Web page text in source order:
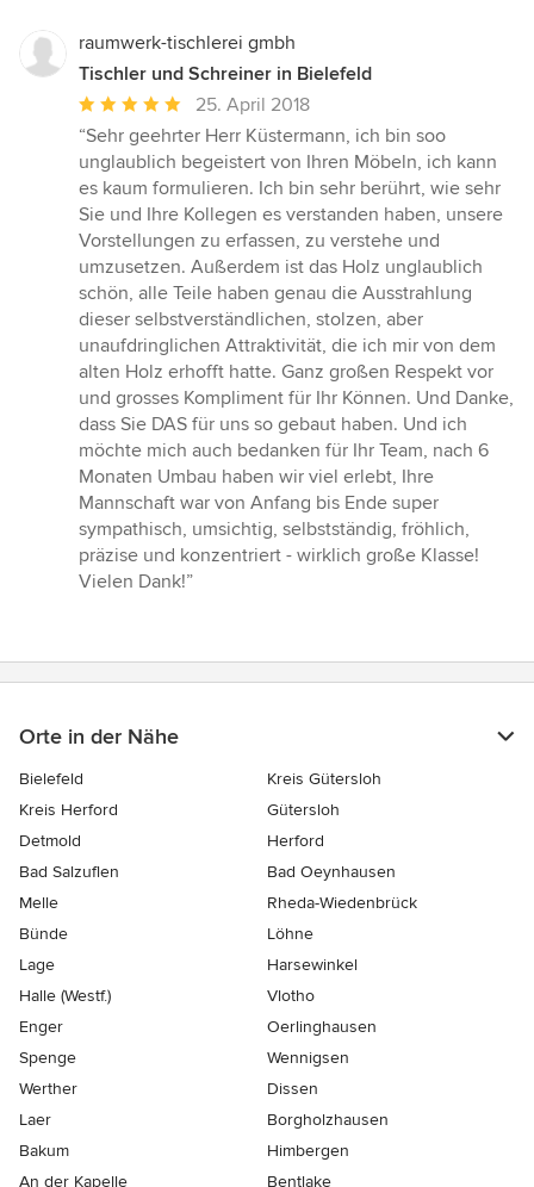
raumwerk-tischlerei gmbh
Tischler und Schreiner in Bielefeld
Durchschnittliche
Bewertung:
5
von
5
Sternen
25. April 2018
“Sehr geehrter Herr Küstermann, ich bin soo
unglaublich begeistert von Ihren Möbeln, ich kann
es kaum formulieren. Ich bin sehr berührt, wie sehr
Sie und Ihre Kollegen es verstanden haben, unsere
Vorstellungen zu erfassen, zu verstehe und
umzusetzen. Außerdem ist das Holz unglaublich
schön, alle Teile haben genau die Ausstrahlung
dieser selbstverständlichen, stolzen, aber
unaufdringlichen Attraktivität, die ich mir von dem
alten Holz erhofft hatte. Ganz großen Respekt vor
und grosses Kompliment für Ihr Können. Und Danke,
dass Sie DAS für uns so gebaut haben. Und ich
möchte mich auch bedanken für Ihr Team, nach 6
Monaten Umbau haben wir viel erlebt, Ihre
Mannschaft war von Anfang bis Ende super
sympathisch, umsichtig, selbstständig, fröhlich,
präzise und konzentriert - wirklich große Klasse!
Vielen Dank!”
Orte in der Nähe
Bielefeld
Kreis Gütersloh
Kreis Herford
Gütersloh
Detmold
Herford
Bad Salzuflen
Bad Oeynhausen
Melle
Rheda-Wiedenbrück
Bünde
Löhne
Lage
Harsewinkel
Halle (Westf.)
Vlotho
Enger
Oerlinghausen
Spenge
Wennigsen
Werther
Dissen
Laer
Borgholzhausen
Bakum
Himbergen
An der Kapelle
Bentlake